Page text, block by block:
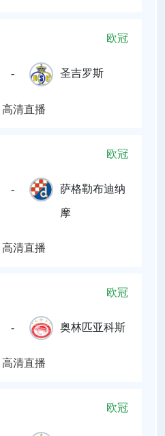
欧冠
- 圣吉罗斯
高清直播
欧冠
- 萨格勒布迪纳
摩
高清直播
欧冠
- 奥林匹亚科斯
高清直播
欧冠